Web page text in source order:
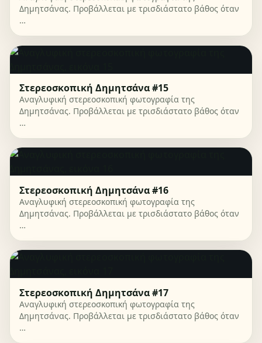
Δημητσάνας. Προβάλλεται με τρισδιάστατο βάθος όταν
…
Στερεοσκοπική Δημητσάνα #15
Αναγλυφική στερεοσκοπική φωτογραφία της
Δημητσάνας. Προβάλλεται με τρισδιάστατο βάθος όταν
…
Στερεοσκοπική Δημητσάνα #16
Αναγλυφική στερεοσκοπική φωτογραφία της
Δημητσάνας. Προβάλλεται με τρισδιάστατο βάθος όταν
…
Στερεοσκοπική Δημητσάνα #17
Αναγλυφική στερεοσκοπική φωτογραφία της
Δημητσάνας. Προβάλλεται με τρισδιάστατο βάθος όταν
…